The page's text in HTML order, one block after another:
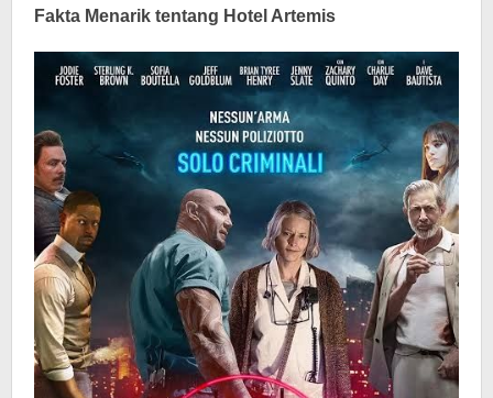
Fakta Menarik tentang Hotel Artemis